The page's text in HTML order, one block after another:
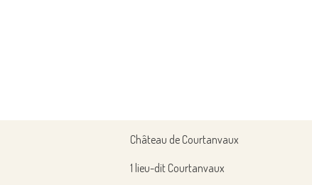
Château de Courtanvaux
1 lieu-dit Courtanvaux